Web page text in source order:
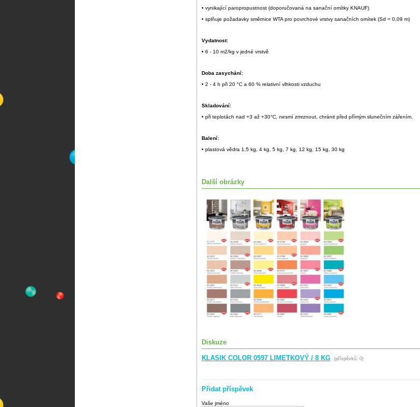
• vynikající paropropustnost (doporučovaná na sanační omítky KNAUF)
• splňuje požadavky směrnice WTA pro povrchové vrstvy sanačních omítek (Sd = 0,09 m)
Vydatnost:
• 6 - 10 m2/kg v jedné vrstvě
Doba zasychání:
• 2 - 4 h při 20 °C a 60 % relativní vlhkosti vzduchu
Skladování:
• při teplotách nad +3 až +30°C, nesmí zmrznout, chránit před přímým slunečním zářením.
Balení:
• plastová vědra 1,5 kg, 4 kg, 5 kg, 7 kg, 12 kg, 15 kg, 30 kg
Další obrázky
Diskuze
KLASIK COLOR 0597 LIMETKOVÝ / 8 KG (příspěvků: 0)
Přidat příspěvek
Vaše jméno